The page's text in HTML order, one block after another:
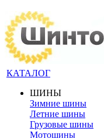
КАТАЛОГ
ШИНЫ
Зимние шины
Летние шины
Грузовые шины
Мотошины